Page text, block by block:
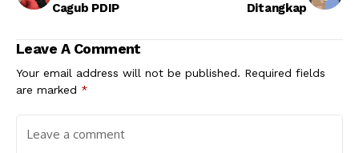
Cagub PDIP
Ditangkap
Leave A Comment
Your email address will not be published. Required fields
are marked *